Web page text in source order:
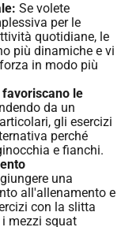
Se volete
per le
quotidiane, le
più dinamiche e vi
in modo più
le
da un
gli esercizi
perché
e fianchi.
una
all'allenamento e
con la slitta
mezzi squat